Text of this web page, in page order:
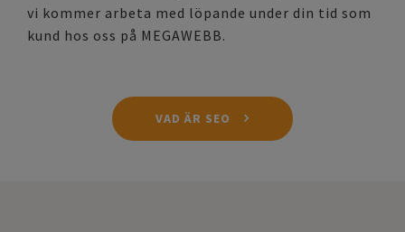
vi kommer arbeta med löpande under din tid som
kund hos oss på MEGAWEBB.
VAD ÄR SEO